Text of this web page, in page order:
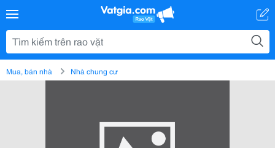
Mua, bán nhà Nhà chung cư